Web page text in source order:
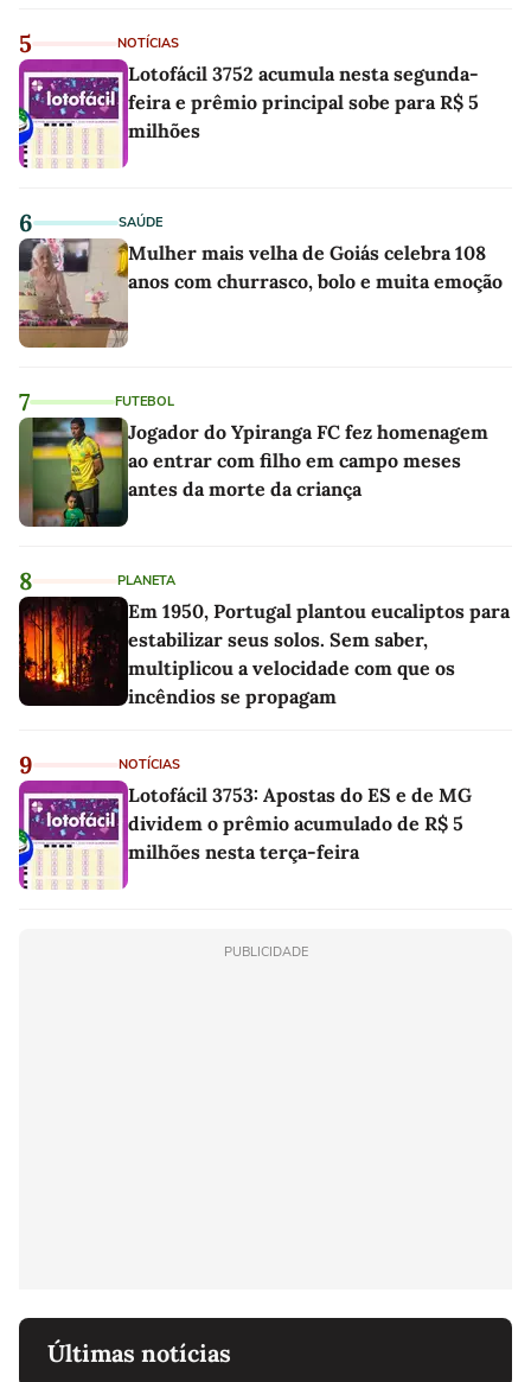
5 NOTÍCIAS
Lotofácil 3752 acumula nesta segunda-
feira e prêmio principal sobe para R$ 5
milhões
6 SAÚDE
Mulher mais velha de Goiás celebra 108
anos com churrasco, bolo e muita emoção
7 FUTEBOL
Jogador do Ypiranga FC fez homenagem
ao entrar com filho em campo meses
antes da morte da criança
8 PLANETA
Em 1950, Portugal plantou eucaliptos para
estabilizar seus solos. Sem saber,
multiplicou a velocidade com que os
incêndios se propagam
9 NOTÍCIAS
Lotofácil 3753: Apostas do ES e de MG
dividem o prêmio acumulado de R$ 5
milhões nesta terça-feira
PUBLICIDADE
Últimas notícias